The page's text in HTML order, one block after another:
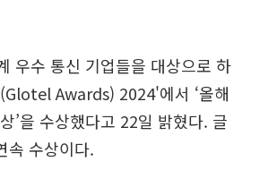
우수 통신 기업들을 대상으로 하
Awards) 2024'에서 ‘올해
’을 수상했다고 22일 밝혔다. 글
속 수상이다.